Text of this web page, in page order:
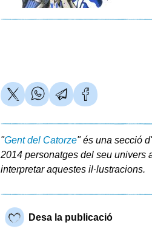
"Gent del Catorze" és una secció d'
2014 personatges del seu univers
interpretar aquestes il·lustracions.
Desa la publicació